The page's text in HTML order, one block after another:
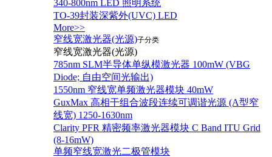
340-800nm LED 照明系统
TO-39封装深紫外(UVC) LED
More>>
窄线宽激光器(光源)子分类
窄线宽激光器(光源)
785nm SLM半导体单纵模激光器 100mW (VBG
Diode; 自由空间光输出)
1550nm 窄线宽单频激光器模块 40mW
GuxMax 高相干组合波段连续可调谐光源 (A型窄
线宽) 1250-1630nm
Clarity PFR 精密频率激光器模块 C Band ITU Grid
(8-16mW)
单频窄线宽激光二极管模块